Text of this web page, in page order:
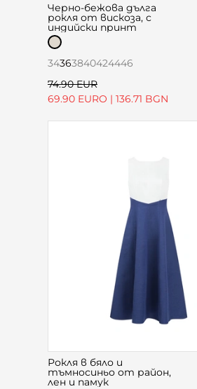
Черно-бежова дълга
рокля от вискоза, с
индийски принт
34363840424446
74.90 EUR
69.90 EURO | 136.71 BGN
Рокля в бяло и
тъмносиньо от район,
лен и памук